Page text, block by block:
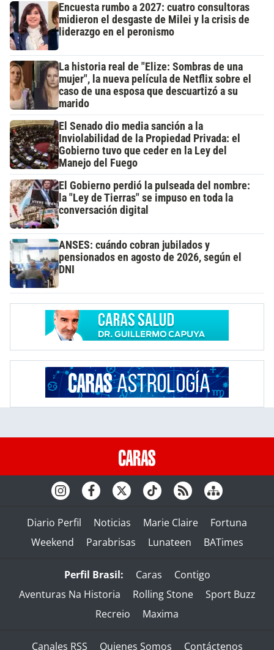
Encuesta rumbo a 2027: cuatro consultoras
midieron el desgaste de Milei y la crisis de
liderazgo en el peronismo
La historia real de "Elize: Sombras de una
mujer", la nueva película de Netflix sobre el
caso de una esposa que descuartizó a su
marido
El Senado dio media sanción a la
Inviolabilidad de la Propiedad Privada: el
Gobierno tuvo que ceder en la Ley del
Manejo del Fuego
El Gobierno perdió la pulseada del nombre:
la "Ley de Tierras" se impuso en toda la
conversación digital
ANSES: cuándo cobran jubilados y
pensionados en agosto de 2026, según el
DNI
Diario Perfil Noticias Marie Claire
Fortuna
Weekend
Parabrisas Lunateen BATimes
Perfil Brasil: Caras
Contigo
Aventuras Na Historia
Rolling Stone
Sport Buzz
Recreio
Maxima
Canales RSS Quienes Somos Contáctenos